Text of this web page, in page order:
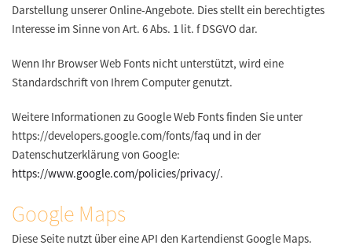
Darstellung unserer Online-Angebote. Dies stellt ein berechtigtes
Interesse im Sinne von Art. 6 Abs. 1 lit. f DSGVO dar.
Wenn Ihr Browser Web Fonts nicht unterstützt, wird eine
Standardschrift von Ihrem Computer genutzt.
Weitere Informationen zu Google Web Fonts finden Sie unter
https://developers.google.com/fonts/faq und in der
Datenschutzerklärung von Google:
https://www.google.com/policies/privacy/.
Google Maps
Diese Seite nutzt über eine API den Kartendienst Google Maps.